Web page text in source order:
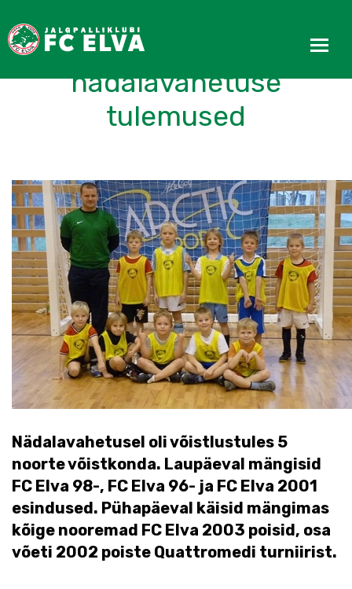
FC Elva noorte
nädalavahetuse
tulemused
Nädalavahetusel oli võistlustules 5
noorte võistkonda. Laupäeval mängisid
FC Elva 98-, FC Elva 96- ja FC Elva 2001
esindused. Pühapäeval käisid mängimas
kõige nooremad FC Elva 2003 poisid, osa
võeti 2002 poiste Quattromedi turniirist.